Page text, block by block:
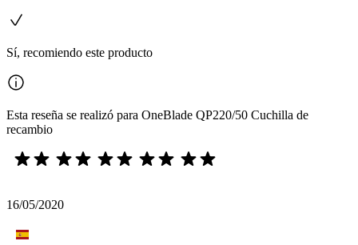
Sí, recomiendo este producto
Esta reseña se realizó para OneBlade QP220/50 Cuchilla de
recambio
16/05/2020